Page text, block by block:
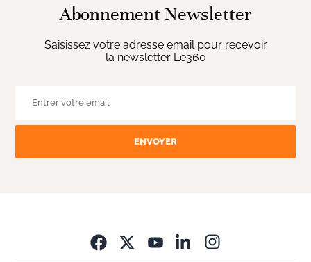
Abonnement Newsletter
Saisissez votre adresse email pour recevoir
la newsletter Le360
ENVOYER